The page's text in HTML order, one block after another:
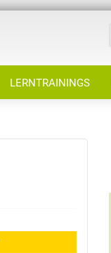
LERNTRAININGS